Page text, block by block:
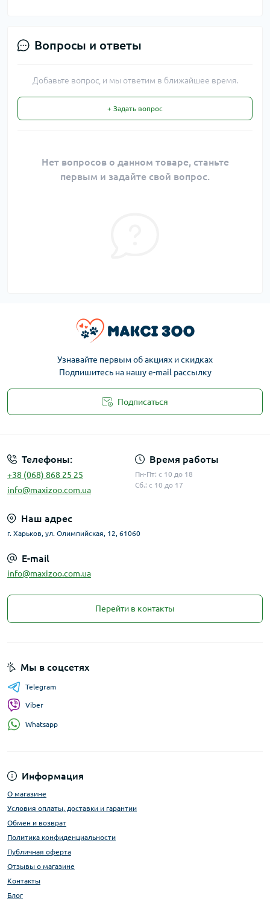
Вопросы и ответы
Добавьте вопрос, и мы ответим в ближайшее время.
+ Задать вопрос
Нет вопросов о данном товаре, станьте
первым и задайте свой вопрос.
Узнавайте первым об акциях и скидках
Подпишитесь на нашу e-mail рассылку
Подписаться
Телефоны:
+38 (068) 868 25 25
info@maxizoo.com.ua
Время работы
Пн-Пт: с 10 до 18
Сб.: с 10 до 17
Наш адрес
г. Харьков, ул. Олимпийская, 12, 61060
E-mail
info@maxizoo.com.ua
Перейти в контакты
Информация
О магазине
Условия оплаты, доставки и гарантии
Обмен и возврат
Политика конфиденциальности
Публичная оферта
Отзывы о магазине
Контакты
Блог
Мы в соцсетях
Telegram
Viber
Whatsapp